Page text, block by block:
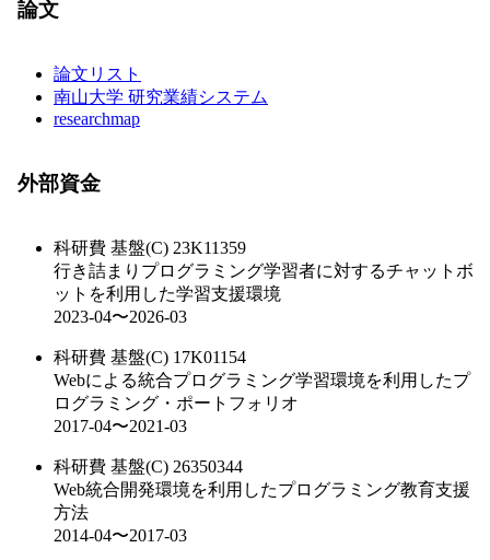
論文
論文リスト
南山大学 研究業績システム
researchmap
外部資金
科研費 基盤(C) 23K11359
行き詰まりプログラミング学習者に対するチャットボ
ットを利用した学習支援環境
2023-04〜2026-03
科研費 基盤(C) 17K01154
Webによる統合プログラミング学習環境を利用したプ
ログラミング・ポートフォリオ
2017-04〜2021-03
科研費 基盤(C) 26350344
Web統合開発環境を利用したプログラミング教育支援
方法
2014-04〜2017-03